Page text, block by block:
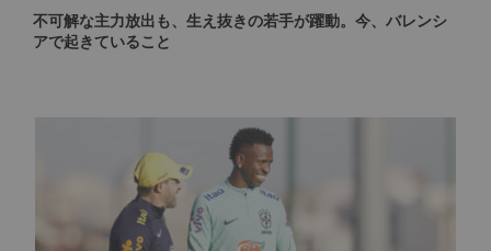
不可解な主力放出も、生え抜きの若手が躍動。今、バレンシ
アで起きていること